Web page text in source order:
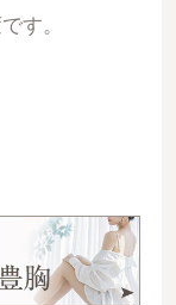
す。